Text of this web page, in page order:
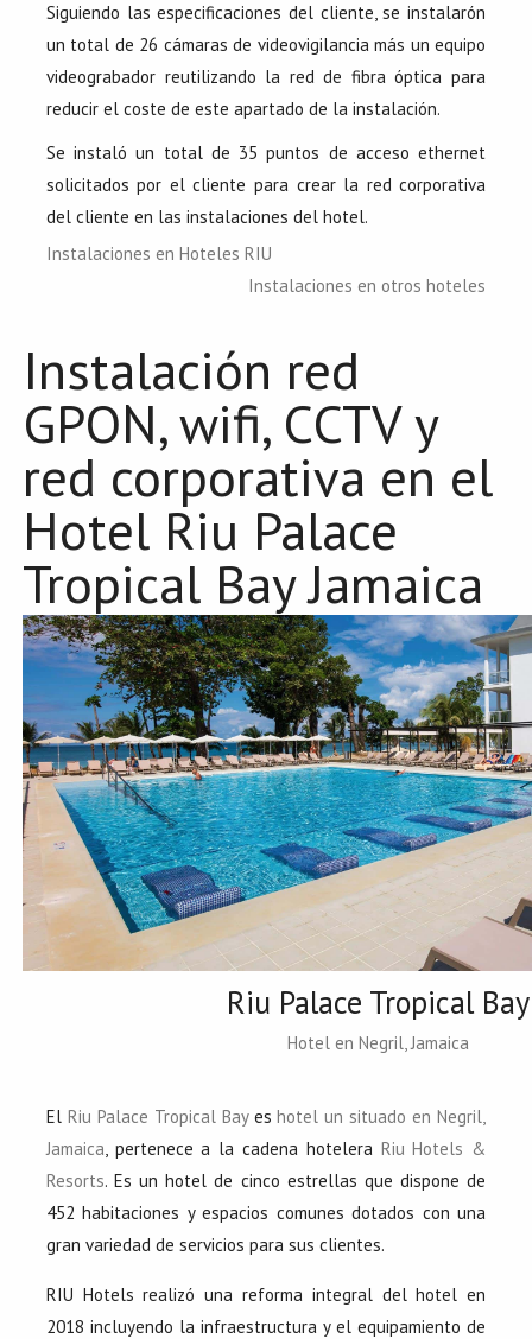
Siguiendo las especificaciones del cliente, se instalarón
un total de 26 cámaras de videovigilancia más un equipo
videograbador reutilizando la red de fibra óptica para
reducir el coste de este apartado de la instalación.
Se instaló un total de 35 puntos de acceso ethernet
solicitados por el cliente para crear la red corporativa
del cliente en las instalaciones del hotel.
Instalaciones en Hoteles RIU
Instalaciones en otros hoteles
Instalación red
GPON, wifi, CCTV y
red corporativa en el
Hotel Riu Palace
Tropical Bay Jamaica
Riu Palace Tropical Bay
Hotel en Negril, Jamaica
El Riu Palace Tropical Bayeshotel un situado en Negril,
Jamaica, pertenece a la cadena hotelera Riu Hotels &
Resorts. Es un hotel de cinco estrellas que dispone de
452 habitaciones y espacios comunes dotados con una
gran variedad de servicios para sus clientes.
RIU Hotels realizó una reforma integral del hotel en
2018 incluyendo la infraestructura y el equipamiento de